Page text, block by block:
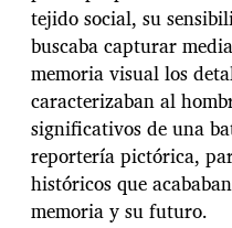
tejido social, su
buscaba capturar
memoria visual los
caracterizaban al
significativos de una
reportería pictórica,
históricos que
memoria y su futuro.